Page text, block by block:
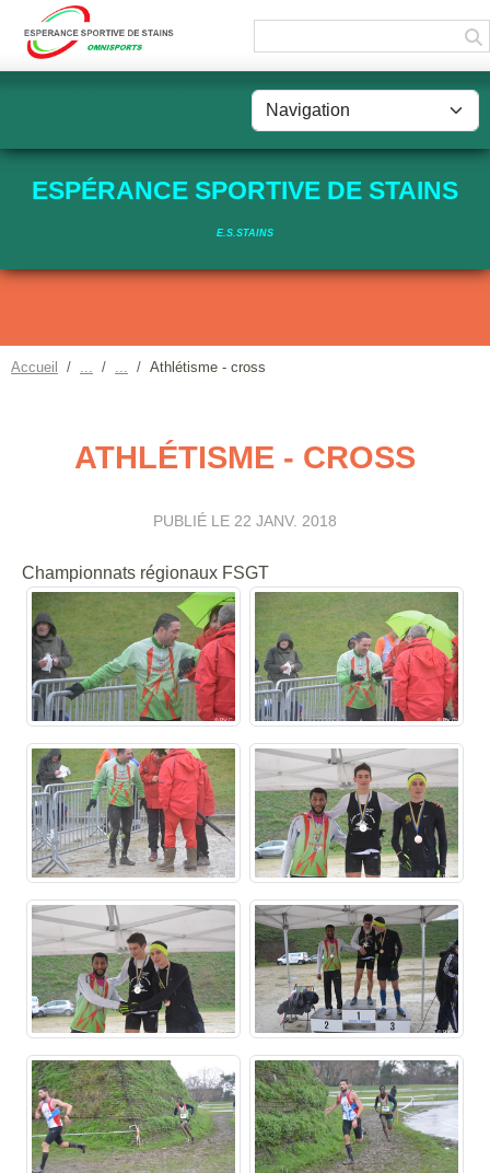
ESPÉRANCE SPORTIVE DE STAINS
E.S.STAINS
Accueil Athlétisme - cross
ATHLÉTISME - CROSS
PUBLIÉ LE 22 JANV. 2018
Championnats régionaux FSGT
Panneau de gestion des cookies